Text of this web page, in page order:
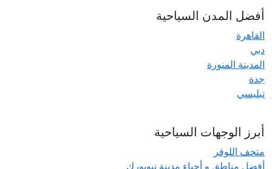
أفضل المدن السياحية
القاهرة
دبي
المدينة المنورة
جدة
تبليسي
أبرز الوجهات السياحية
متحف اللوفر
أفضل مناطق و أحياء مدينة نيويورك